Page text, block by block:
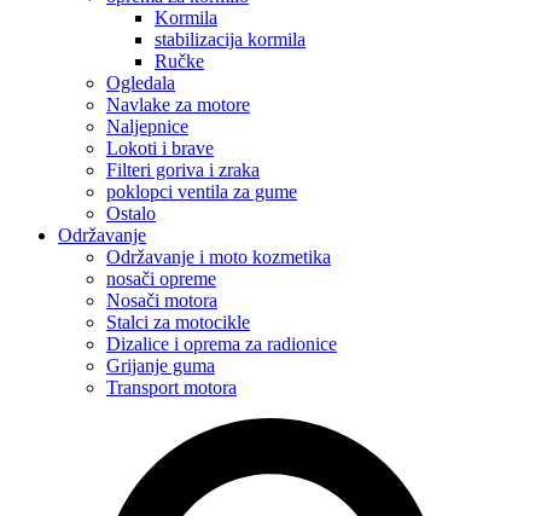
Kormila
stabilizacija kormila
Ručke
Ogledala
Navlake za motore
Naljepnice
Lokoti i brave
Filteri goriva i zraka
poklopci ventila za gume
Ostalo
Održavanje
Održavanje i moto kozmetika
nosači opreme
Nosači motora
Stalci za motocikle
Dizalice i oprema za radionice
Grijanje guma
Transport motora